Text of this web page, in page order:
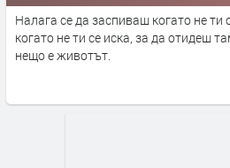
Налага се да заспиваш когато не ти
когато не ти се иска, за да отидеш
нещо е животът.